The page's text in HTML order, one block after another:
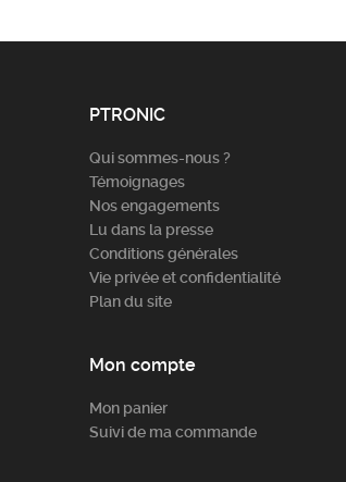
PTRONIC
Qui sommes-nous ?
Témoignages
Nos engagements
Lu dans la presse
Conditions générales
Vie privée et confidentialité
Plan du site
Mon compte
Mon panier
Suivi de ma commande